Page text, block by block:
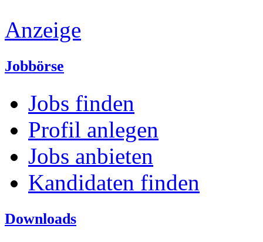
Anzeige
Jobbörse
Jobs finden
Profil anlegen
Jobs anbieten
Kandidaten finden
Downloads